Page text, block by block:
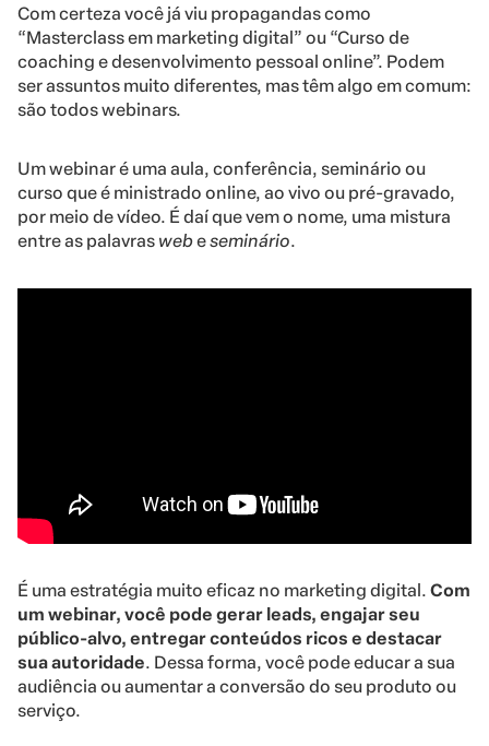
Com certeza você já viu propagandas como
“Masterclass em marketing digital” ou “Curso de
coaching e desenvolvimento pessoal online”. Podem
ser assuntos muito diferentes, mas têm algo em comum:
são todos webinars.
Um webinar é uma aula, conferência, seminário ou
curso que é ministrado online, ao vivo ou pré-gravado,
por meio de vídeo. É daí que vem o nome, uma mistura
entre as palavras webeseminário.
É uma estratégia muito eficaz no marketing digital. Com
um webinar, você pode gerar leads, engajar seu
público-alvo, entregar conteúdos ricos e destacar
sua autoridade. Dessa forma, você pode educar a sua
audiência ou aumentar a conversão do seu produto ou
serviço.